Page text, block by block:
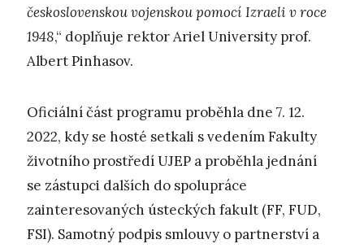
československou vojenskou pomocí Izraeli v roce
1948,“ doplňuje rektor Ariel University prof.
Albert Pinhasov.
Oficiální část programu proběhla dne 7. 12.
2022, kdy se hosté setkali s vedením Fakulty
životního prostředí UJEP a proběhla jednání
se zástupci dalších do spolupráce
zainteresovaných ústeckých fakult (FF, FUD,
FSI). Samotný podpis smlouvy o partnerství a